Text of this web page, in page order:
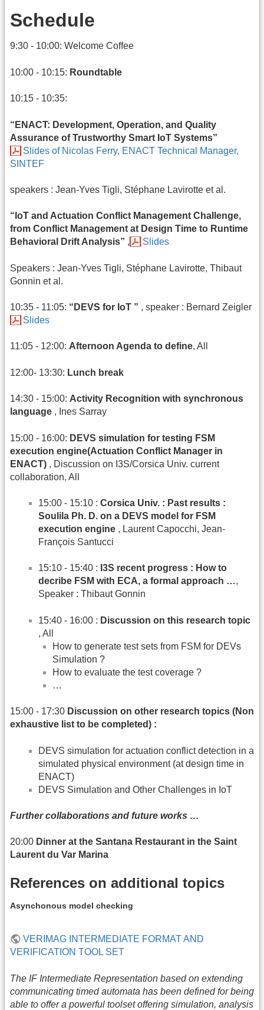
Schedule
9:30 - 10:00: Welcome Coffee
10:00 - 10:15: Roundtable
10:15 - 10:35:
“ENACT: Development, Operation, and Quality
Assurance of Trustworthy Smart IoT Systems”
Slides of Nicolas Ferry, ENACT Technical Manager,
SINTEF
speakers : Jean-Yves Tigli, Stéphane Lavirotte et al.
“IoT and Actuation Conflict Management Challenge,
from Conflict Management at Design Time to Runtime
Behavioral Drift Analysis” , Slides
Speakers : Jean-Yves Tigli, Stéphane Lavirotte, Thibaut
Gonnin et al.
10:35 - 11:05: “DEVS for IoT ” , speaker : Bernard Zeigler
Slides
11:05 - 12:00: Afternoon Agenda to define, All
12:00- 13:30: Lunch break
14:30 - 15:00: Activity Recognition with synchronous
language , Ines Sarray
15:00 - 16:00: DEVS simulation for testing FSM
execution engine(Actuation Conflict Manager in
ENACT) , Discussion on I3S/Corsica Univ. current
collaboration, All
15:00 - 15:10 : Corsica Univ. : Past results :
Soulila Ph. D. on a DEVS model for FSM
execution engine , Laurent Capocchi, Jean-
François Santucci
15:10 - 15:40 : I3S recent progress : How to
decribe FSM with ECA, a formal approach …,
Speaker : Thibaut Gonnin
15:40 - 16:00 : Discussion on this research topic
, All
How to generate test sets from FSM for DEVs
Simulation ?
How to evaluate the test coverage ?
…
15:00 - 17:30 Discussion on other research topics (Non
exhaustive list to be completed) :
DEVS simulation for actuation conflict detection in a
simulated physical environment (at design time in
ENACT)
DEVS Simulation and Other Challenges in IoT
Further collaborations and future works …
20:00 Dinner at the Santana Restaurant in the Saint
Laurent du Var Marina
References on additional topics
Asynchonous model checking
VERIMAG INTERMEDIATE FORMAT AND
VERIFICATION TOOL SET
The IF Intermediate Representation based on extending
communicating timed automata has been defined for being
able to offer a powerful toolset offering simulation, analysis